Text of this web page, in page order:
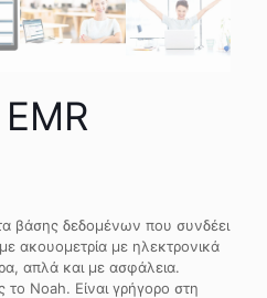
βάσης δεδομένων που συνδέει
ακουομετρία με ηλεκτρονικά
απλά και με ασφάλεια.
το Noah. Είναι γρήγορο στη